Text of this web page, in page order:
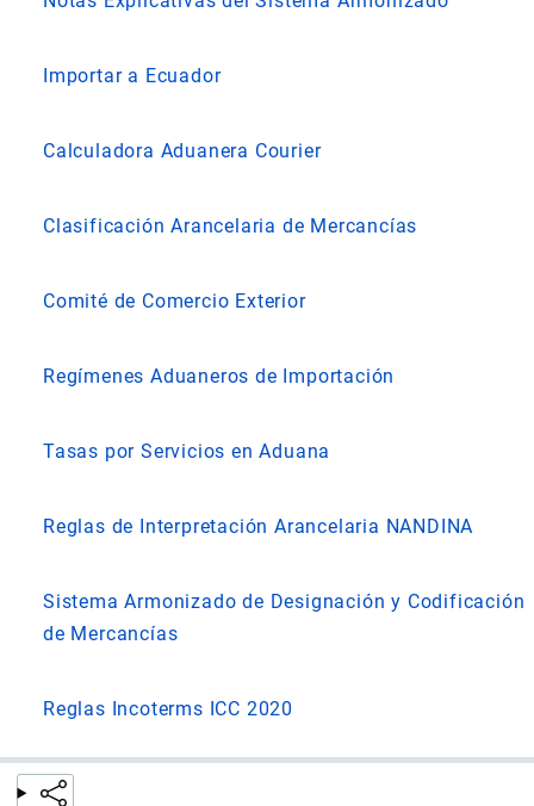
Importar a Ecuador
Calculadora Aduanera Courier
Clasificación Arancelaria de Mercancías
Comité de Comercio Exterior
Regímenes Aduaneros de Importación
Tasas por Servicios en Aduana
Reglas de Interpretación Arancelaria NANDINA
Sistema Armonizado de Designación y Codificación
de Mercancías
Reglas Incoterms ICC 2020